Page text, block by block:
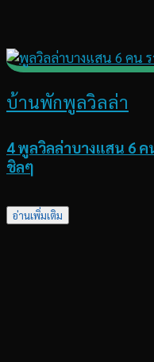
บ้านพักพูลวิลล่า
4 พูลวิลล่าบางแสน 6
ชิลๆ
อ่านเพิ่มเติม